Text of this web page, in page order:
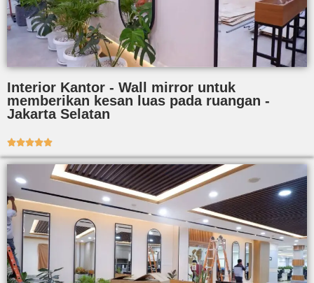
Interior Kantor - Wall mirror untuk
memberikan kesan luas pada ruangan -
Jakarta Selatan
